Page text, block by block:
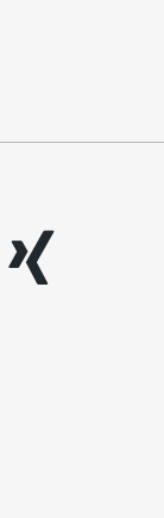
xing